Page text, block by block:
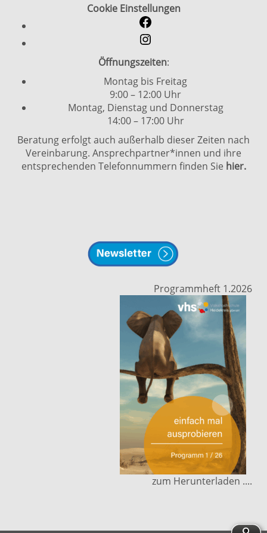
Cookie Einstellungen
Öffnungszeiten:
Montag bis Freitag
9:00 – 12:00 Uhr
Montag, Dienstag und Donnerstag
14:00 – 17:00 Uhr
Beratung erfolgt auch außerhalb dieser Zeiten nach
Vereinbarung. Ansprechpartner*innen und ihre
entsprechenden Telefonnummern finden Sie hier.
Programmheft 1.2026
zum Herunterladen ....